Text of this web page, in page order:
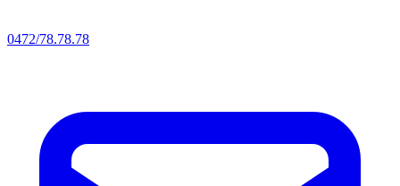
0472/78.78.78